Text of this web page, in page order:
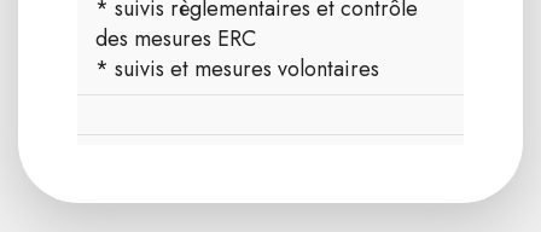
* suivis règlementaires et contrôle
des mesures ERC
* suivis et mesures volontaires